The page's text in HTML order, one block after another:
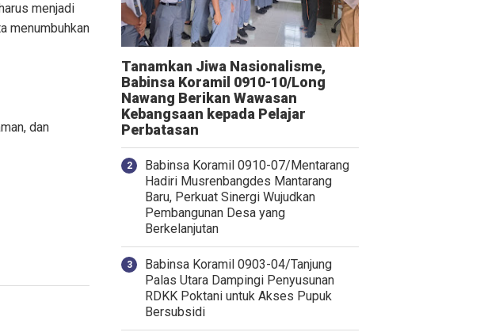
menjadi
menumbuhkan
dan
Tanamkan Jiwa Nasionalisme,
Babinsa Koramil 0910-10/Long
Nawang Berikan Wawasan
Kebangsaan kepada Pelajar
Perbatasan
Babinsa Koramil 0910-07/Mentarang
Hadiri Musrenbangdes Mantarang
Baru, Perkuat Sinergi Wujudkan
Pembangunan Desa yang
Berkelanjutan
‎Babinsa Koramil 0903-04/Tanjung
Palas Utara Dampingi Penyusunan
RDKK Poktani untuk Akses Pupuk
Bersubsidi